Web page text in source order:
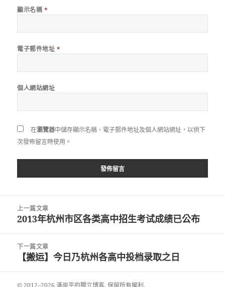
顯示名稱 *
電子郵件地址 *
個人網站網址
在瀏覽器中儲存顯示名稱、電子郵件地址及個人網站網址，以供下
次發佈留言時使用。
上一篇文章
上
篇
文
2013年杭州市区各类高中招生考试成绩已公布
下一篇文章
下
篇
【搬运】今日乃杭州各高中投档录取之日
© 2012–2026 潘岸平的獨立博客. 保留所有權利.